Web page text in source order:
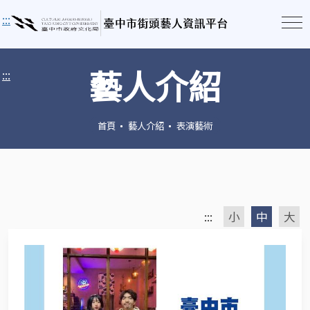
:::
::: 藝人介紹
首頁 藝人介紹 表演藝術
::: 小 中 大